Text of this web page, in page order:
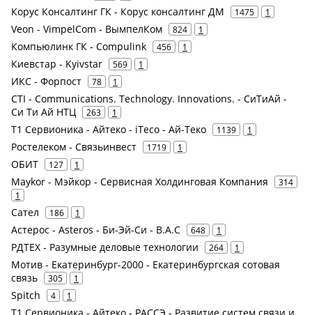
Корус Консалтинг ГК - Корус консалтинг ДМ 1475 1
Veon - VimpelCom - ВымпелКом 824 1
Компьюлинк ГК - Compulink 456 1
Киевстар - Kyivstar 569 1
ИКС - Форпост 78 1
CTI - Communications. Technology. Innovations. - СиТиАй -
Си Ти Ай НТЦ
263 1
Т1 Сервионика - Айтеко - iTeco - Ай-Теко 1139 1
Ростелеком - Связьинвест 1719 1
ОБИТ 127 1
Maykor - Мэйкор - Сервисная Холдинговая Компания
314
1
Сател 186 1
Астерос - Asteros - Би-Эй-Си - B.A.C 648 1
РДТЕХ - Разумные деловые технологии 264 1
Мотив - Екатеринбург-2000 - Екатеринбургская сотовая
связь
305 1
Spitch 4 1